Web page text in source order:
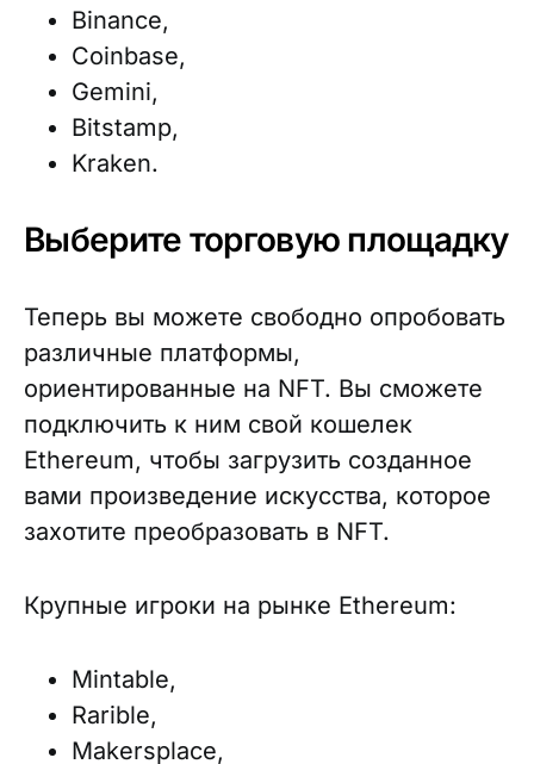
Binance,
Coinbase,
Gemini,
Bitstamp,
Kraken.
Выберите торговую площадку
Теперь вы можете свободно опробовать
различные платформы,
ориентированные на NFT. Вы сможете
подключить к ним свой кошелек
Ethereum, чтобы загрузить созданное
вами произведение искусства, которое
захотите преобразовать в NFT.
Крупные игроки на рынке Ethereum:
Mintable,
Rarible,
Makersplace,